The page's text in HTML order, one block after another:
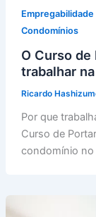
Condomínios
O Curso
trabalhar
Ricardo
Por que
Curso de
condomínio no